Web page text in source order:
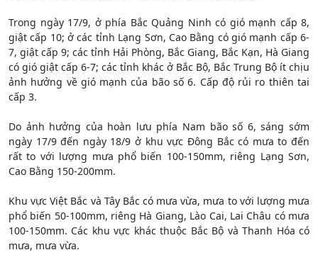
Trong ngày 17/9, ở phía Bắc Quảng Ninh có gió mạnh cấp 8,
giật cấp 10; ở các tỉnh Lạng Sơn, Cao Bằng có gió mạnh cấp 6-
7, giật cấp 9; các tỉnh Hải Phòng, Bắc Giang, Bắc Kạn, Hà Giang
có gió giật cấp 6-7; các tỉnh khác ở Bắc Bộ, Bắc Trung Bộ ít chịu
ảnh hưởng về gió mạnh của bão số 6. Cấp độ rủi ro thiên tai
cấp 3.
Do ảnh hưởng của hoàn lưu phía Nam bão số 6, sáng sớm
ngày 17/9 đến ngày 18/9 ở khu vực Đông Bắc có mưa to đến
rất to với lượng mưa phổ biến 100-150mm, riêng Lạng Sơn,
Cao Bằng 150-200mm.
Khu vực Việt Bắc và Tây Bắc có mưa vừa, mưa to với lượng mưa
phổ biến 50-100mm, riêng Hà Giang, Lào Cai, Lai Châu có mưa
100-150mm. Các khu vực khác thuộc Bắc Bộ và Thanh Hóa có
mưa, mưa vừa.